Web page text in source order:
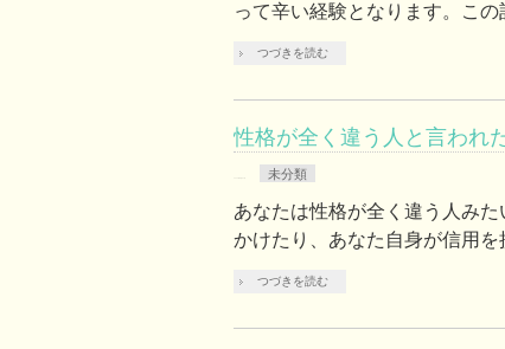
って辛い経験となります。こ
つづきを読む
性格が全く違う人と言われ
未分類
あなたは性格が全く違う人み
かけたり、あなた自身が信用
つづきを読む